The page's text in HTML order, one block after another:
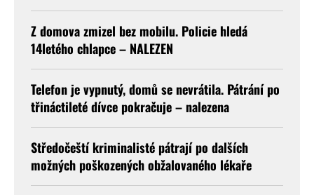
Z domova zmizel bez mobilu. Policie hledá
14letého chlapce – NALEZEN
Telefon je vypnutý, domů se nevrátila. Pátrání po
třináctileté dívce pokračuje – nalezena
Středočeští kriminalisté pátrají po dalších
možných poškozených obžalovaného lékaře